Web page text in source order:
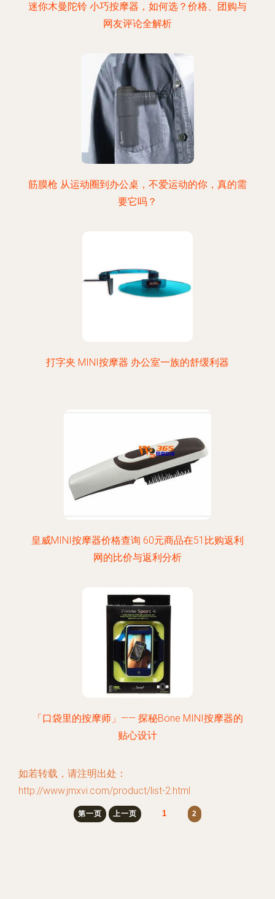
迷你木曼陀铃 小巧按摩器，如何选？价格、团购与
网友评论全解析
筋膜枪 从运动圈到办公桌，不爱运动的你，真的需
要它吗？
打字夹 MINI按摩器 办公室一族的舒缓利器
皇威MINI按摩器价格查询 60元商品在51比购返利
网的比价与返利分析
「口袋里的按摩师」—— 探秘Bone MINI按摩器的
贴心设计
如若转载，请注明出处：
http://www.jmxvi.com/product/list-2.html
第一页 上一页 1 2